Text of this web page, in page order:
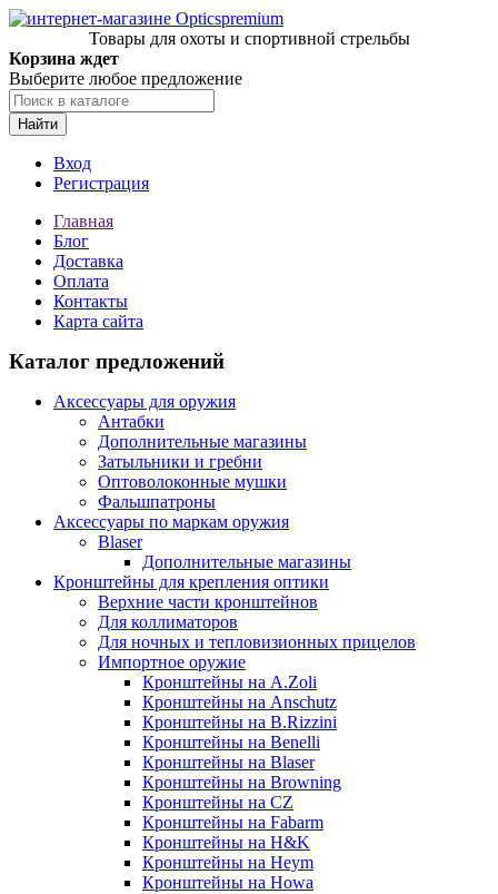
Товары для охоты и спортивной стрельбы
Корзина ждет
Выберите любое предложение
Найти
Вход
Регистрация
Главная
Блог
Доставка
Оплата
Контакты
Карта сайта
Каталог предложений
Аксессуары для оружия
Антабки
Дополнительные магазины
Затыльники и гребни
Оптоволоконные мушки
Фальшпатроны
Аксессуары по маркам оружия
Blaser
Дополнительные магазины
Кронштейны для крепления оптики
Верхние части кронштейнов
Для коллиматоров
Для ночных и тепловизионных прицелов
Импортное оружие
Кронштейны на A.Zoli
Кронштейны на Anschutz
Кронштейны на B.Rizzini
Кронштейны на Benelli
Кронштейны на Blaser
Кронштейны на Browning
Кронштейны на CZ
Кронштейны на Fabarm
Кронштейны на H&K
Кронштейны на Heym
Кронштейны на Howa